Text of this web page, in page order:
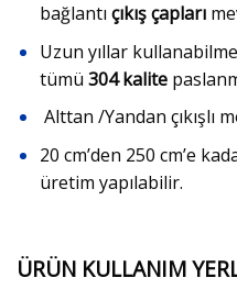
bağlantı çıkış çapları
Uzun yıllar
tümü 304 kalite
Alttan /Yandan çıkışlı
20 cm’den 250 cm’e
üretim yapılabilir.
ÜRÜN KULLANIM